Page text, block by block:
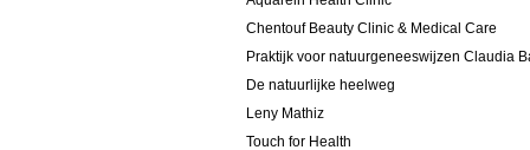
Chentouf Beauty Clinic & Medical Care
Praktijk voor natuurgeneeswijzen Claudia
De natuurlijke heelweg
Leny Mathiz
Touch for Health